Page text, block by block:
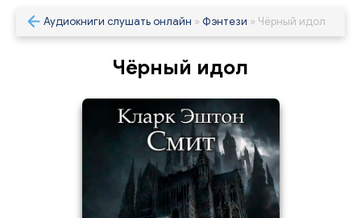
Аудиокниги слушать онлайн » Фэнтези » Чёрный идол
Чёрный идол